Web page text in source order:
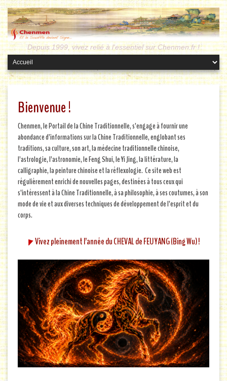
Depuis 1999, vivez relié à l'essentiel sur Chenmen.fr !
Bienvenue !
Chenmen, le Portail de la Chine Traditionnelle, s’engage à fournir une
abondance d’informations sur la Chine Traditionnelle, englobant ses
traditions, sa culture, son art, la médecine traditionnelle chinoise,
l’astrologie, l’astronomie, le Feng Shui, le Yi Jing, la littérature, la
calligraphie, la peinture chinoise et la réflexologie. Ce site web est
régulièrement enrichi de nouvelles pages, destinées à tous ceux qui
s’intéressent à la Chine Traditionnelle, à sa philosophie, à ses coutumes, à son
mode de vie et aux diverses techniques de développement de l’esprit et du
corps.
Vivez pleinement l’année du CHEVAL de FEU YANG (Bing Wu) !